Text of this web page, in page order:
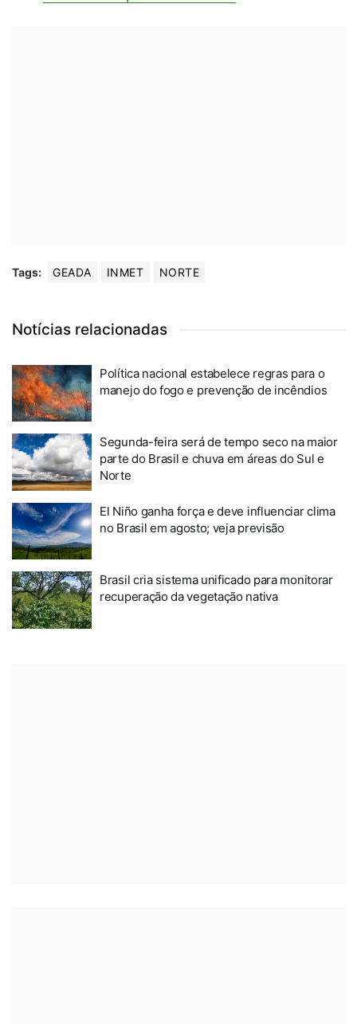
Tags: GEADA INMET NORTE
Notícias relacionadas
Política nacional estabelece regras para o
manejo do fogo e prevenção de incêndios
Segunda-feira será de tempo seco na maior
parte do Brasil e chuva em áreas do Sul e
Norte
El Niño ganha força e deve influenciar clima
no Brasil em agosto; veja previsão
Brasil cria sistema unificado para monitorar
recuperação da vegetação nativa